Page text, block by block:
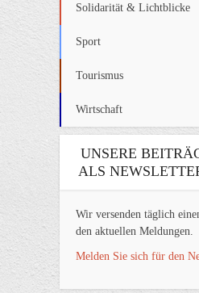
Solidarität & Lichtblicke
Sport
Tourismus
Wirtschaft
UNSERE
ALS
Wir versenden täglich
den aktuellen Meldungen.
Melden Sie sich für den